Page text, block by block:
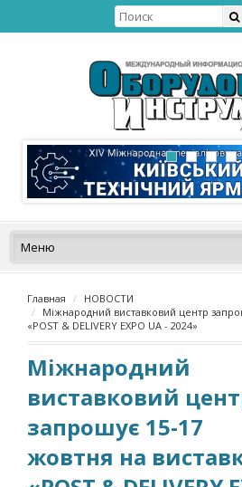
Главная
НОВОСТИ
Міжнародний виставковий центр
«POST & DELIVERY EXPO UA - 2024»
Міжнародний
виставковий
запрошує 15-17
жовтня на